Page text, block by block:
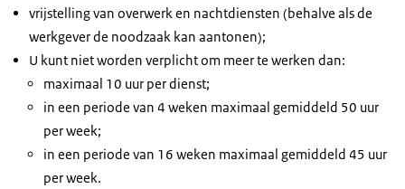
vrijstelling van overwerk en nachtdiensten (behalve als de
werkgever de noodzaak kan aantonen);
U kunt niet worden verplicht om meer te werken dan:
maximaal 10 uur per dienst;
in een periode van 4 weken maximaal gemiddeld 50 uur
per week;
in een periode van 16 weken maximaal gemiddeld 45 uur
per week.